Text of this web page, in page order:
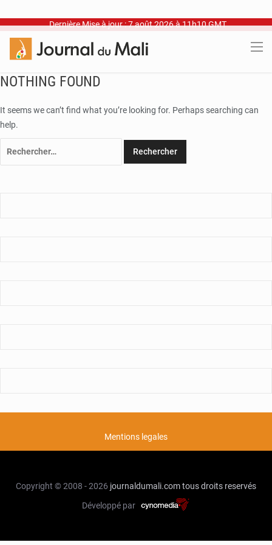
Dernière Mise à jour : 7 août 2026 à 11h10 GMT
NOTHING FOUND
It seems we can’t find what you’re looking for. Perhaps searching can
help.
Mentions legales
Copyright © 2008 - 2026 journaldumali.comtous droits reservés
Développé par